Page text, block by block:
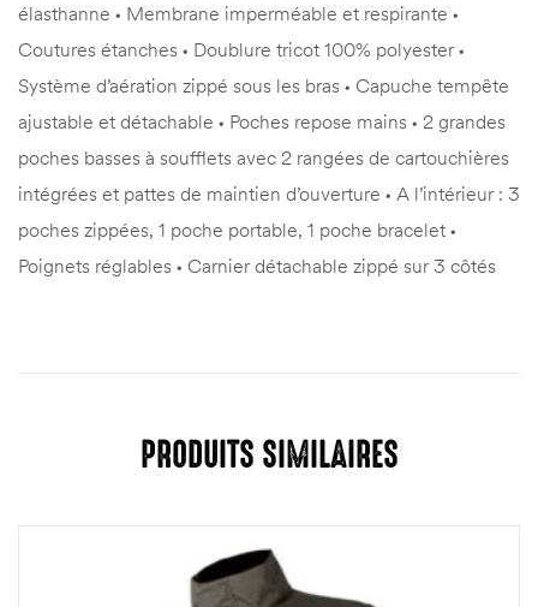
élasthanne • Membrane imperméable et respirante •
Coutures étanches • Doublure tricot 100% polyester •
Système d’aération zippé sous les bras • Capuche tempête
ajustable et détachable • Poches repose mains • 2 grandes
poches basses à soufflets avec 2 rangées de cartouchières
intégrées et pattes de maintien d’ouverture • A l’intérieur : 3
poches zippées, 1 poche portable, 1 poche bracelet •
Poignets réglables • Carnier détachable zippé sur 3 côtés
PRODUITS SIMILAIRES